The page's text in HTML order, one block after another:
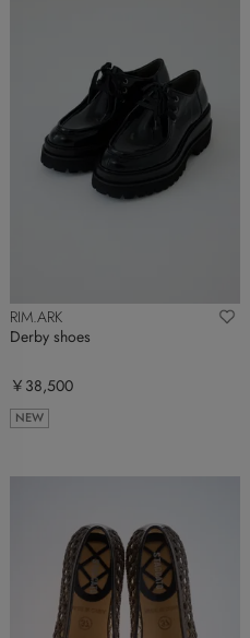
RIM.ARK
Derby shoes
￥38,500
NEW